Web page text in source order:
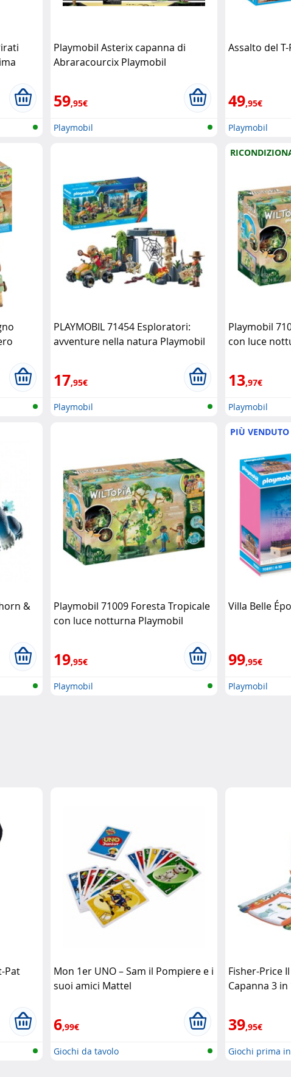
Playmobil Asterix capanna di
Abraracourcix Playmobil
59,95€
Playmobil
Assalto del
49,95€
Playmobil
PLAYMOBIL 71454 Esploratori:
avventure nella natura Playmobil
17,95€
Playmobil
Playmobil
con luce
13,97€
Playmobil
&
Playmobil 71009 Foresta Tropicale
con luce notturna Playmobil
19,95€
Playmobil
PIÙ VENDUTO
Villa Belle
99,95€
Playmobil
Pat
Mon 1er UNO – Sam il Pompiere e i
suoi amici Mattel
6,99€
Giochi da tavolo
Fisher-Price
Capanna 3
39,95€
Giochi prima